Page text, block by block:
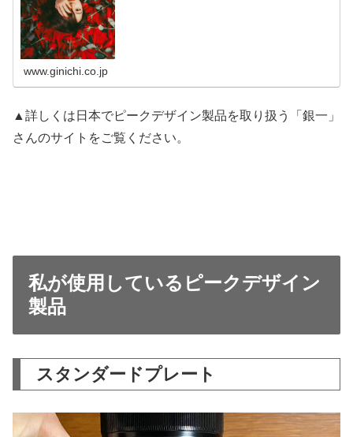
www.ginichi.co.jp
▲詳しくは日本でピークデザイン製品を取り扱う「銀一」
さんのサイトをご覧ください。
私が使用しているピークデザイン
製品
スタンダードプレート